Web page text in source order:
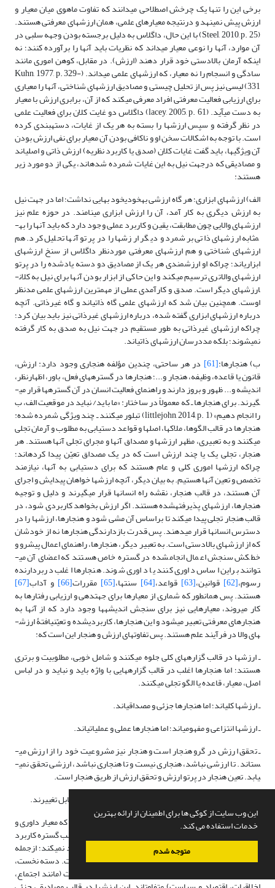
این وب سایت از کوکی ها برای اطمینان از ارائه بهترین
خدمات استفاده می کند.
متوجه شدم
برخی این را تنها یک چرخش اصطلاحی می­دانند که تفاوت ماهوی میان معیار و
ارزش پیش نمی­نهد و درنتیجه معیارهای علمی، همان ارزش­های معرفتی هستند.
(Steel, 2010, p. 25) با این حال، داگلاس به دلیل برجسته بودن وجهه سلبی در
آن موارد، آنها را نوعی معیار می­داند که نظریات باید آنها را برآورده کنند؛ نه
اینکه آرمان بالادستی خود قرار دهند (ارزش). در مقابل، کوهن اموری مانند
سادگی و انسجام را نه معیار، که ارزش­های علمی می­داند. (Kuhn, 1977, p. 329-
331) لیسی نیز پس از تحلیل چیستی و مصادیق ارزش­های شناختی، آنها را معیاری
برای ارزیابی فعالیت معرفتی افراد معرفی می­کند که از آن، برابری ارزش با معیار
به دست می­آید. (lacey, 2005, p. 61) داگلاس دو غایت کلان برای فعالیت علمی
در نظر گرفته و سپس ارزش­ها را بسته به هر یک از غایات، دسته­بندی کرده
است. با توجه به اشکالات سخن او و ناکافی بودن آن معیار برای نفی ارزش بودن
آن ویژگی­ها، باید گفت غایات کلان (صدق یا کاربرد نظریه) ارزش ذاتی و اصلی­اند
و مصادیقی که درجهت نیل به این غایات شمرده شده­اند، یکی از دو مورد زیر
هستند:
الف) ارزش­های ابزاری؛ هر گاه ارزشی به­خودی­خود بهایی نداشت؛ اما در جهت نیل
به ارزش دیگری به کار آمد، آن را ارزش ابزاری می­نامند. در حوزه علم نیز
ارزش­های والایی چون مطابقت، یقین و کاربرد عملی وجود دارد که باید آنها را به­
مثابه ارزش­های ذاتی برشمرد و دیگر ارزش­ها را در پرتو آنها تحلیل کرد. هم
ارزش­های شناختی و هم ارزش­های معرفتی موردنظر داگلاس از سنخ ارزش­های
ابزاری­اند؛ چراکه او ارزشمندی هر یک از مصادیق دو دسته یادشده را در پرتو
ارزش­های والاتری ترسیم می­کند و این حاکی از ابزار بودن آنها برای نیل به کلان­
ارزش­های دیگر است. صدق و کارآمدی عملی از مهم­ترین ارزش­های علمی مدنظر
اوست. همچنین بیان شد که ارزش­های علمی گاه ذاتی­اند و گاه غیرذاتی. آنچه
درباره ارزش­های ابزاری گفته شده، درباره ارزش­های غیرذاتی نیز باید بیان کرد؛
چراکه ارزش­های غیرذاتی به طور مستقیم در جهت نیل به صدق به کار گرفته
نمی­شوند؛ بلکه مددرسان ارزش­های ذاتی­اند.
ب) هنجارها:[61] در هر ساحتی، چندین مؤلفه هنجاری وجود دارد: ارزش،
قانون یا قاعده، وظیفه، هنجار و...؛ هنجارها در گستره­های فعل، باور، اظهارنظر،
اندیشه و... ظهور و بروز دارند و راهنمای فعالیت انسان در آن گستره­ها قرار می­
گیرند. برای هنجارها ـ که معمولاً در ساختار: «ما باید/ نباید در موقعیت الف، ب
را انجام دهیم» (littlejohn, 2014, p. 1) تبلور می­کنند ـ چند ویژگی شمرده شده:
هنجارها در قالب الگوها، ملاک­ها، اصل­ها و قواعد دستیابی به مطلوب و آرمان تجلی
می­کنند و به تعبیری، مظهر ارزش­ها و مصداق آنها و مجرای تجلی آنها هستند. هر
هنجار، تجلی یک یا چند ارزش است که در یک مصداق تعیّن پیدا کرده­اند؛
چراکه ارزش­ها اموری کلی و عام هستند که برای دستیابی به آنها، نیازمند
تخصص و تعین آنها هستیم. به بیان دیگر، آنچه ارزش­ها خواهان پیدایش و اجرای
آن هستند، در قالب هنجار، نقشه راه انسان­ها قرار می­گیرند و دلیل و توجیه
هنجارها، ارزش­های پذیرفته­شده هستند. اگر ارزش بخواهد کاربردی شود، در
قالب هنجار تجلی پیدا می­کند تا براساس آن مشی شود و هنجارها، ارزش­ها را در
دسترس انسان­ها قرار می­دهند. پس قدرت بازدارندگی هنجارها نه از خودشان
که از ارزش­های بالادستی است. به تعبیر دیگر، هنجارها، راهنمای اعمال پیش­رو و
خط­کش سنجش اعمال انجام­شده در گستره خاص هستند که اعضای آن می­
توانند براین اساس داوری کنند یا داوری شوند. هنجارها اغلب دربردارنده
رسوم،[62] قوانین،[63] قواعد،[64] سنت­ها،[65] مقررات[66] و آداب[67]
هستند. پس همان­طور که شماری از معیارها برای جهت­دهی و ارزیابی رفتارها به
کار می­روند، معیارهایی نیز برای سنجش اندیشه­ها وجود دارد که از آنها به
هنجارهای معرفتی تعبیر می­شود و این هنجارها، کاربردی­شده و تعیّن­یافتۀ ارزش­
های والا در فرآیند علم هستند. پس تفاوت­های ارزش و هنجار این است که:
ـ ارزش­ها در قالب گزاره­های کلی جلوه می­کنند و شامل خوبی، مطلوبیت و برتری
هستند؛ اما هنجارها اغلب در قالب گزاره­هایی با واژه باید و نباید و در لباس
اصل، معیار، قاعده یا الگو تجلی می­کنند.
ـ ارزش­ها کلی­اند؛ اما هنجارها جزئی و مصداقی­اند.
ـ ارزش­ها انتزاعی و مفهومی­اند؛ اما هنجارها عملی و عملیاتی­اند.
ـ تحقق ارزش در گرو هنجار است و هنجار نیز مشروعیت خود را از ارزش می­
ستاند. تا ارزشی نباشد، هنجاری نیست و تا هنجاری نباشد، ارزشی تحقق نمی­
یابد. تعین هنجار در پرتو ارزش و تحقق ارزش از طریق هنجار است.
ـ ارزش­های ذاتی تغییر نمی­کنند؛ اما ارزش­های ابزاری و هنجارها قابل تغییرند.
حاصل آنکه، ارزش عنوانی عام برای خیر، برتری و آرمان است که معیار داوری و
انتخاب و سرمنشأ سرزنش و ستایش شمرده می­شود و به­تناسب گستره کاربرد
دارای اقسامی است که این تنوع، تفاوت عمیقی بین آنها ایجاد نمی­کند؛ ازجمله
دسته­بندی­های مهم در ارزش­ها، تقسیم به علمی و غیرعلمی است. دسته نخست،
ارزش­های حاکم بر فرآیند علم­اند که با ارزش­های دیگر ساحات (مانند اجتماع،